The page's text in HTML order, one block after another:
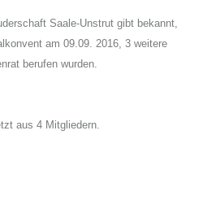
Saale-Unstrut gibt bekannt,
am 09.09. 2016, 3 weitere
berufen wurden.
aus 4 Mitgliedern.